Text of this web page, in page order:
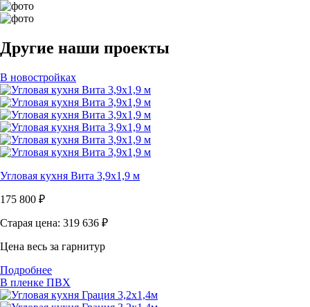
Другие наши проекты
В новостройках
Угловая кухня Вита 3,9x1,9 м
175 800 ₽
Старая цена: 319 636 ₽
Цена весь за гарнитур
Подробнее
В пленке ПВХ